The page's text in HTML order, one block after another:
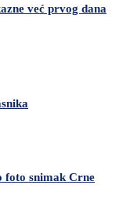
već prvog dana
foto snimak Crne